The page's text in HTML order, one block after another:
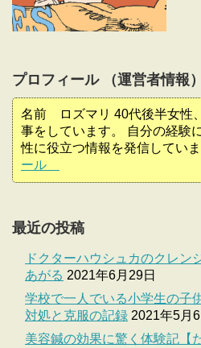
プロフィール （運営者情報）
名前 ロズマリ 40代後半女性
事をしています。 自分の経験
性に役立つ情報を発信していま
ール
最近の投稿
ドクターハウシュカのクレン
あがる 2021年6月29日
学校で一人でいる小学生の子
対処と克服の記録 2021年5月6
美容鍼の効果に驚く体験記【